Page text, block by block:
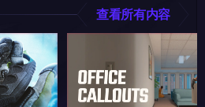
查看所有内容